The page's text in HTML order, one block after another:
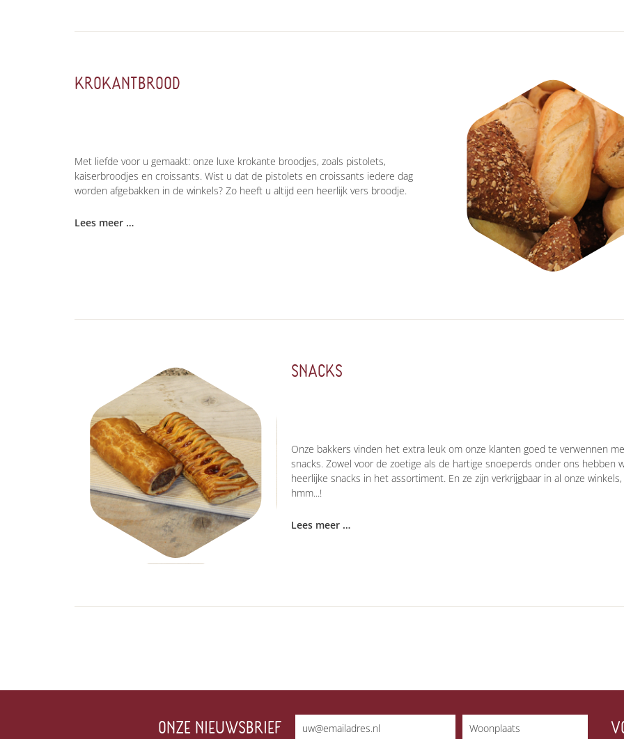
KROKANTBROOD
Met liefde voor u gemaakt: onze luxe krokante broodjes, zoals pistolets,
kaiserbroodjes en croissants. Wist u dat de pistolets en croissants iedere dag
worden afgebakken in de winkels? Zo heeft u altijd een heerlijk vers broodje.
Lees meer …
SNACKS
Onze bakkers vinden het extra leuk om onze klanten goed te verwennen
snacks. Zowel voor de zoetige als de hartige snoeperds onder ons hebben
heerlijke snacks in het assortiment. En ze zijn verkrijgbaar in al onze winkels,
hmm...!
Lees meer …
ONZE NIEUWSBRIEF